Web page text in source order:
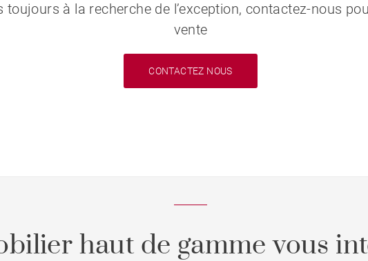
toujours à la recherche de l’exception, contactez-nous
vente
CONTACTEZ NOUS
haut de gamme vous